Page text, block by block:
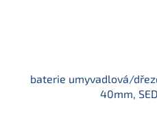
baterie umyvadlová/
40mm,